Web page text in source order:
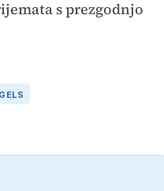
s prezgodnjo